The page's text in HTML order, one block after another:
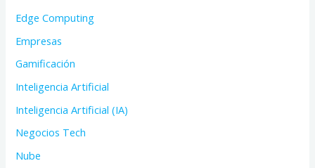
Edge Computing
Empresas
Gamificación
Inteligencia Artificial
Inteligencia Artificial (IA)
Negocios Tech
Nube